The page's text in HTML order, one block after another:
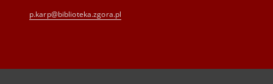
p.karp@biblioteka.zgora.pl